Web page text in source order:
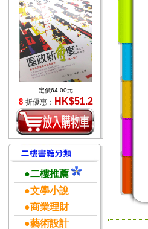
定價64.00元
8 折優惠： HK$51.2
●二樓推薦
●文學小說
●商業理財
●藝術設計